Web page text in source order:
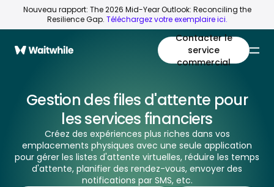
Nouveau rapport: The 2026 Mid-Year Outlook: Reconciling the
Resilience Gap. Téléchargez votre exemplaire ici.
Contacter le
service
commercial
Gestion des files d'attente pour
les services financiers
Créez des expériences plus riches dans vos
emplacements physiques avec une seule application
pour gérer les listes d'attente virtuelles, réduire les temps
d'attente, planifier des rendez-vous, envoyer des
notifications par SMS, etc.